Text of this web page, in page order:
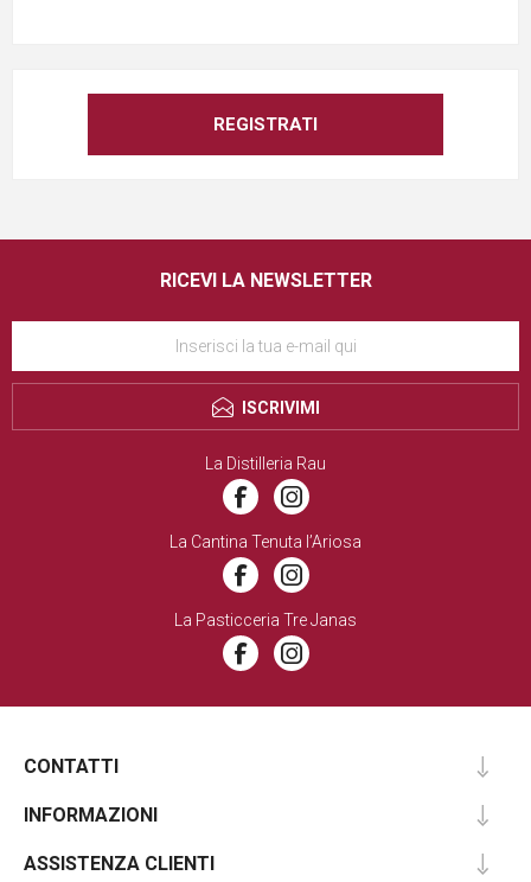
RICEVI LA NEWSLETTER
ISCRIVIMI
La Distilleria Rau
La Cantina Tenuta l’Ariosa
La Pasticceria Tre Janas
CONTATTI
INFORMAZIONI
ASSISTENZA CLIENTI